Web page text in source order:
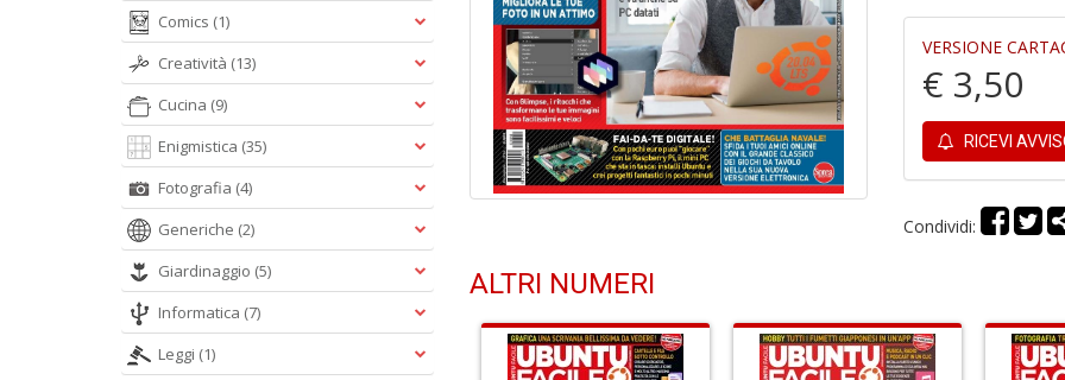
VERSIONE
€ 3,50
RICEVI
Condividi:
ALTRI NUMERI
Comics (1)
Creatività (13)
Cucina (9)
Enigmistica (35)
Fotografia (4)
Generiche (2)
Giardinaggio (5)
Informatica (7)
Leggi (1)